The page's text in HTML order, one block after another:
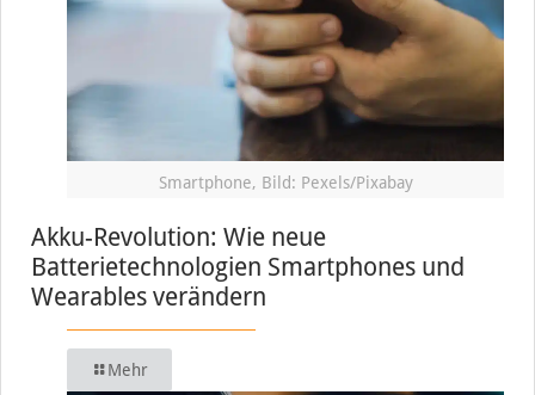
Smartphone, Bild: Pexels/Pixabay
Akku-Revolution: Wie neue
Batterietechnologien Smartphones und
Wearables verändern
Mehr